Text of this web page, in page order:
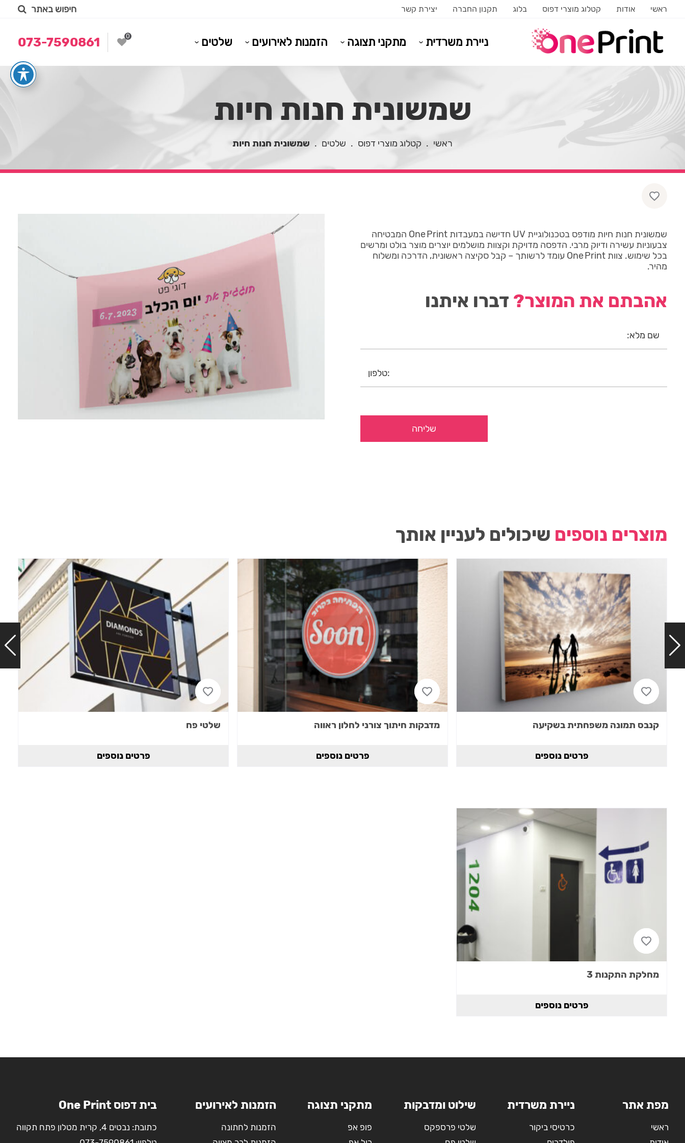
ראשי אודות קטלוג מוצרי דפוס בלוג תקנון החברה יצירת קשר חיפוש באתר
ניירת משרדית מתקני תצוגה הזמנות לאירועים שלטים 0
073-7590861
שמשונית חנות חיות
ראשי . קטלוג מוצרי דפוס . שלטים . שמשונית חנות חיות
שמשונית חנות חיות מודפס בטכנולוגיית UV חדישה במעבדות One Print המבטיחה
צבעוניות עשירה ודיוק מרבי. הדפסה מדויקת וקצוות מושלמים יוצרים מוצר בולט ומרשים
בכל שימוש. צוות One Print עומד לרשותך – קבל סקיצה ראשונית, הדרכה ומשלוח
מהיר.
אהבתם את המוצר? דברו איתנו
מוצרים נוספים שיכולים לעניין אותך
קנבס תמונה משפחתית בשקיעה
פרטים נוספים
מדבקות חיתוך צורני לחלון ראווה
פרטים נוספים
שלטי פח
פרטים נוספים
מחלקת התקנות 3
פרטים נוספים
מפת אתר
ראשי
ניירת משרדית
כרטיסי ביקור
שילוט ומדבקות
שלטי פרספקס
מתקני תצוגה
פופ אפ
הזמנות לאירועים
הזמנות לחתונה
בית דפוס One Print
כתובת: נבטים 4, קרית מטלון פתח תקווה